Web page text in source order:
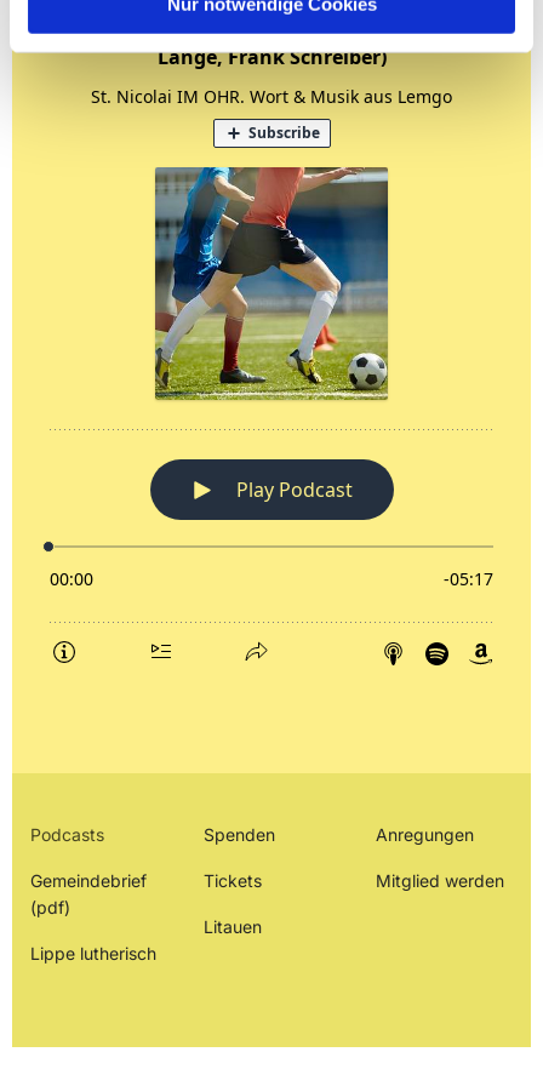
Podcasts
Gemeindebrief
(pdf)
Lippe lutherisch
Spenden
Tickets
Litauen
Anregungen
Mitglied werden